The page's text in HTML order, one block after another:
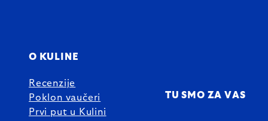
O KULINE
Recenzije
Poklon vaučeri
Prvi put u Kulini
TU SMO ZA VAS